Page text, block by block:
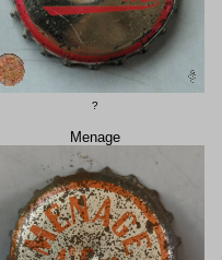
?
Menage